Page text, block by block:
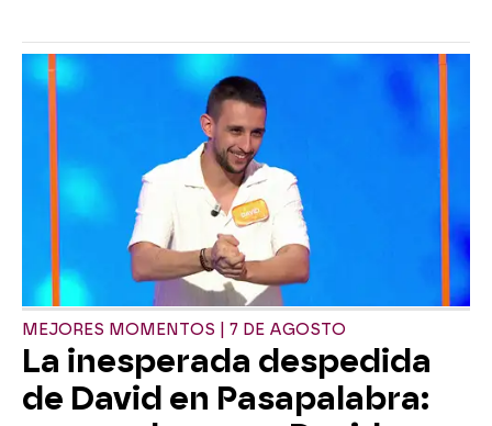
MEJORES MOMENTOS | 7 DE AGOSTO
La inesperada despedida
de David en Pasapalabra: